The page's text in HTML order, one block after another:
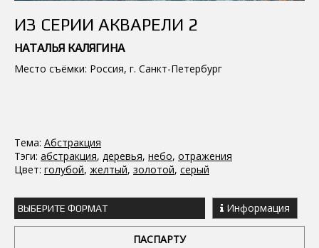
ИЗ СЕРИИ АКВАРЕЛИ 2
НАТАЛЬЯ КАЛЯГИНА
Место съёмки: Россия, г. Санкт-Петербург
Тема: Абстракция
Тэги: абстракция, деревья, небо, отражения
Цвет: голубой, желтый, золотой, серый
ВЫБЕРИТЕ ФОРМАТ Информация
ПАСПАРТУ